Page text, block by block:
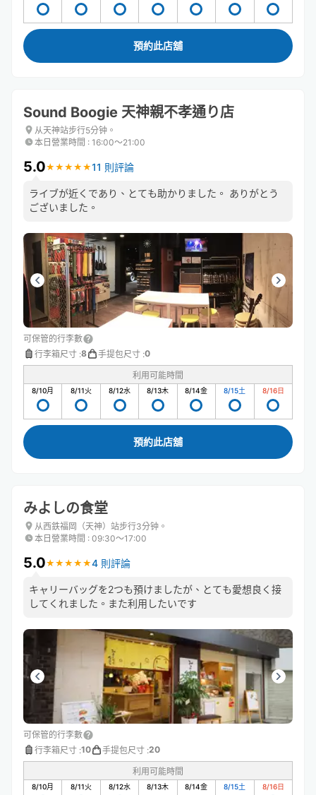
預約此店舖
Sound Boogie 天神親不孝通り店
从天神站步行5分钟。
本日營業時間 : 16:00〜21:00
5.0★ ★ ★ ★ ★
★ ★ ★ ★ ★11 則評論
ライブが近くであり、とても助かりました。 ありがとう
ございました。
可保管的行李數
行李箱尺寸 :8 手提包尺寸 :0
利用可能時間
8/10月 8/11火 8/12水 8/13木 8/14金 8/15土 8/16日
預約此店舖
みよしの食堂
从西鉄福岡（天神）站步行3分钟。
本日營業時間 : 09:30〜17:00
5.0★ ★ ★ ★ ★
★ ★ ★ ★ ★4 則評論
キャリーバッグを2つも預けましたが、とても愛想良く接
してくれました。また利用したいです
可保管的行李數
行李箱尺寸 :10 手提包尺寸 :20
利用可能時間
8/10月 8/11火 8/12水 8/13木 8/14金 8/15土 8/16日